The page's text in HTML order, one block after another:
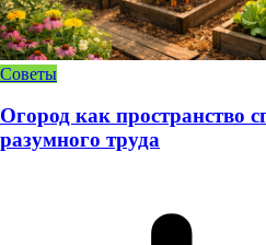
Советы
Огород как пространство
разумного труда